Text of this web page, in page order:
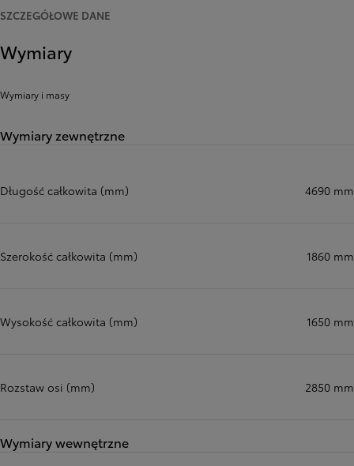
SZCZEGÓŁOWE DANE
Wymiary
Wymiary i masy
Wymiary zewnętrzne
Długość całkowita (mm) 4690 mm
Szerokość całkowita (mm) 1860 mm
Wysokość całkowita (mm) 1650 mm
Rozstaw osi (mm) 2850 mm
Wymiary wewnętrzne